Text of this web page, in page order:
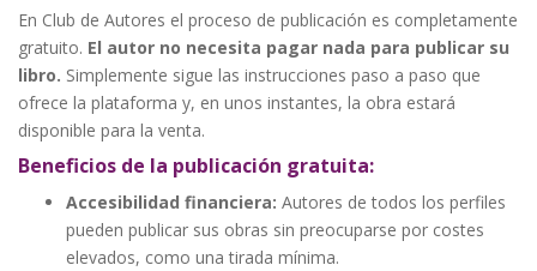
En Club de Autores el proceso de publicación es completamente
gratuito. El autor no necesita pagar nada para publicar su
libro. Simplemente sigue las instrucciones paso a paso que
ofrece la plataforma y, en unos instantes, la obra estará
disponible para la venta.
Beneficios de la publicación gratuita:
Accesibilidad financiera: Autores de todos los perfiles
pueden publicar sus obras sin preocuparse por costes
elevados, como una tirada mínima.